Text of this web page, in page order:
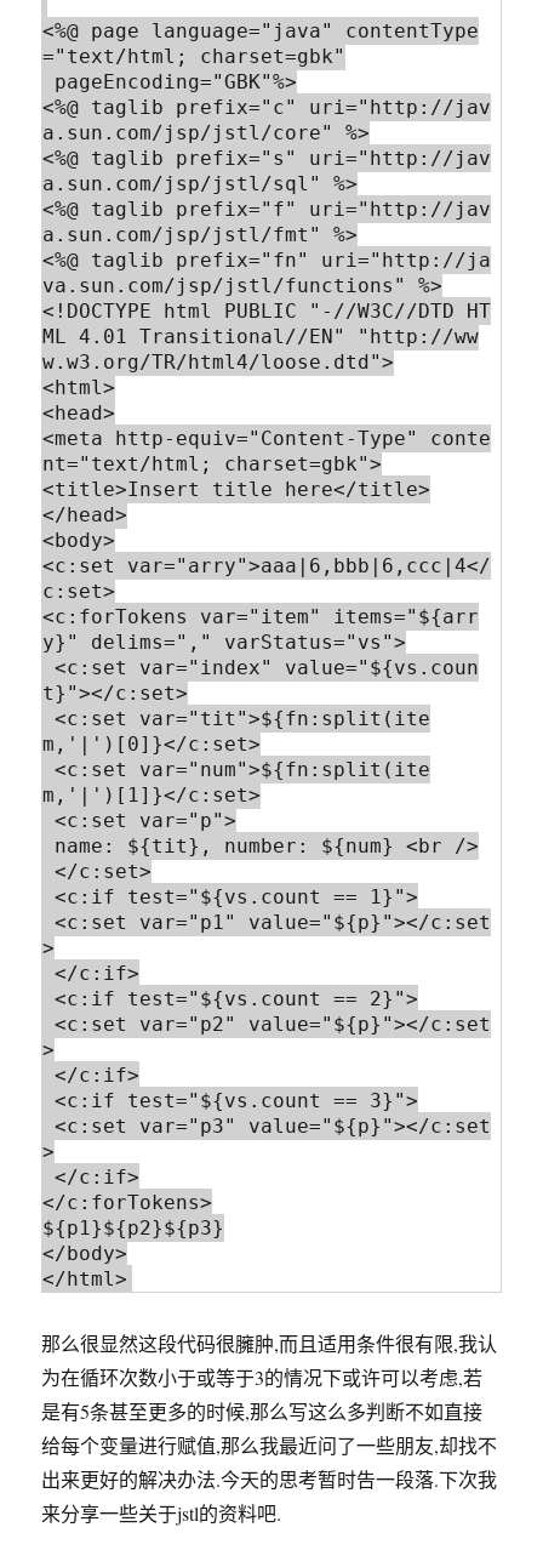
<%@ page language="java" contentType
="text/html; charset=gbk"
<%@ taglib prefix="c" uri="http://jav
a.sun.com/jsp/jstl/core" %>
<%@ taglib prefix="s" uri="http://jav
a.sun.com/jsp/jstl/sql" %>
<%@ taglib prefix="f" uri="http://jav
a.sun.com/jsp/jstl/fmt" %>
<%@ taglib prefix="fn" uri="http://ja
va.sun.com/jsp/jstl/functions" %>
<!DOCTYPE html PUBLIC "-//W3C//DTD HT
ML 4.01 Transitional//EN" "http://ww
w.w3.org/TR/html4/loose.dtd">
<html>
<head>
<meta http-equiv="Content-Type" conte
nt="text/html; charset=gbk">
<title>Insert title here</title>
</head>
<body>
<c:set var="arry">aaa|6,bbb|6,ccc|4</
c:set>
<c:forTokens var="item" items="${arr
y}" delims="," varStatus="vs">
<c:set var="index" value="${vs.coun
t}"></c:set>
<c:set var="tit">${fn:split(ite
m,'|')[0]}</c:set>
<c:set var="num">${fn:split(ite
m,'|')[1]}</c:set>
<c:set var="p">
</c:set>
<c:if test="${vs.count == 1}">
<c:set var="p1" value="${p}"></c:set
>
</c:if>
<c:if test="${vs.count == 2}">
<c:set var="p2" value="${p}"></c:set
>
</c:if>
<c:if test="${vs.count == 3}">
<c:set var="p3" value="${p}"></c:set
>
</c:if>
</c:forTokens>
${p1}${p2}${p3}
</body>
那么很显然这段代码很臃肿,而且适用条件很有限,我认
为在循环次数小于或等于3的情况下或许可以考虑,若
是有5条甚至更多的时候,那么写这么多判断不如直接
给每个变量进行赋值,那么我最近问了一些朋友,却找不
出来更好的解决办法.今天的思考暂时告一段落.下次我
来分享一些关于jstl的资料吧.